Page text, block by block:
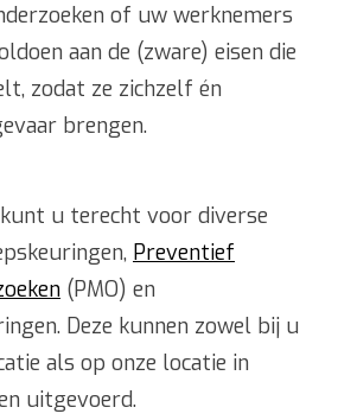
of uw werknemers
aan de (zware) eisen die
zodat ze zichzelf én
brengen.
u terecht voor diverse
Preventief
(PMO) en
Deze kunnen zowel bij u
als op onze locatie in
uitgevoerd.